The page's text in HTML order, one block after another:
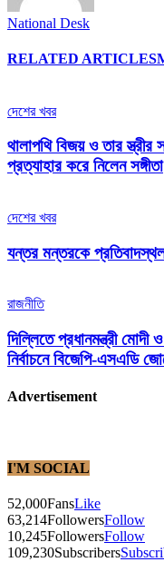
National Desk
RELATED ARTICLES
দেশের খবর
থালাপথি বিজয় ও তার
প্রত্যাহার করে নিলেন সঙ্গীতা
দেশের খবর
যন্তর মন্তরকে
রাজনীতি
দিল্লিতে প্রধানমন্ত্রী
নির্বাচনে বিজেপি-এসএডি
Advertisement
I'M SOCIAL
52,000FansLike
63,214FollowersFollow
10,245FollowersFollow
109,230Subscribers